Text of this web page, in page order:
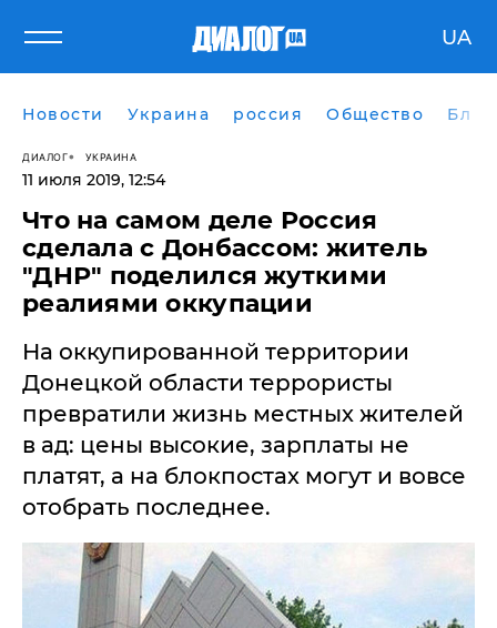
UA
Новости Украина россия Общество
ДИАЛОГ УКРАИНА
11 июля 2019, 12:54
Что на самом деле Россия
сделала с Донбассом: житель
"ДНР" поделился жуткими
реалиями оккупации
На оккупированной территории
Донецкой области террористы
превратили жизнь местных жителей
в ад: цены высокие, зарплаты не
платят, а на блокпостах могут и вовсе
отобрать последнее.